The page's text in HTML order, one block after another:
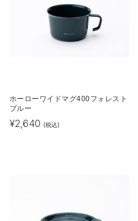
ホーローワイドマグ400フォレスト
ブルー
¥2,640 (税込)